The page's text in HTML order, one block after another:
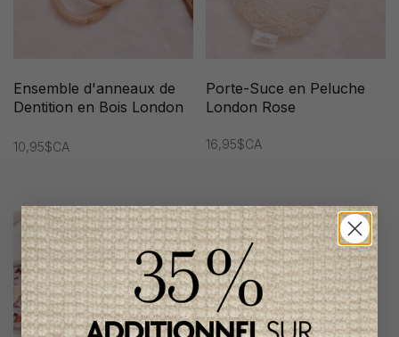
Ensemble d'anneaux de
Dentition en Bois London
10,95$CA
Porte-Suce en Peluche
London Rose
16,95$CA